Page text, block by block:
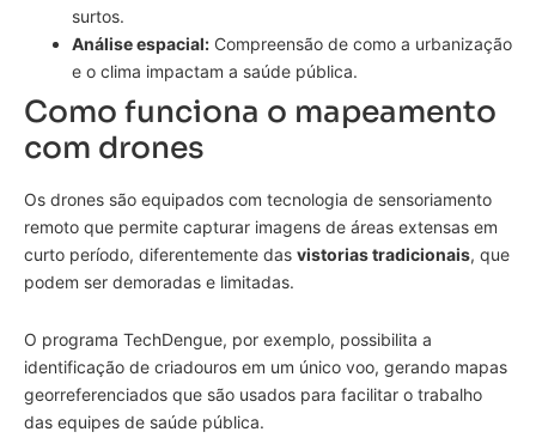
surtos.
Análise espacial: Compreensão de como a urbanização
e o clima impactam a saúde pública.
Como funciona o mapeamento
com drones
Os drones são equipados com tecnologia de sensoriamento
remoto que permite capturar imagens de áreas extensas em
curto período, diferentemente das vistorias tradicionais, que
podem ser demoradas e limitadas.
O programa TechDengue, por exemplo, possibilita a
identificação de criadouros em um único voo, gerando mapas
georreferenciados que são usados para facilitar o trabalho
das equipes de saúde pública.